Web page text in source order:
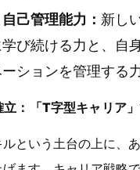
己管理能力： 新し
び続ける力と、自
ションを管理する力
立：「T字型キャリア
という土台の上に、